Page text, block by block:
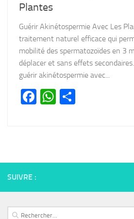
Plantes
Guérir Akinétospermie Avec Les
traitement naturel efficace qui
mobilité des spermatozoïdes en 3
déplacer et sans effets
guérir akinétospermie avec...
Facebook
WhatsApp
SUIVRE :
Rechercher :